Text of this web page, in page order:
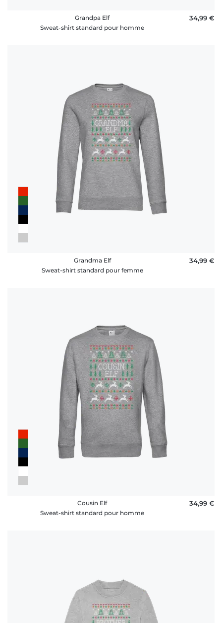
Grandpa Elf
Sweat-shirt standard pour homme
34,99 €
Grandma Elf
Sweat-shirt standard pour femme
34,99 €
Cousin Elf
Sweat-shirt standard pour homme
34,99 €